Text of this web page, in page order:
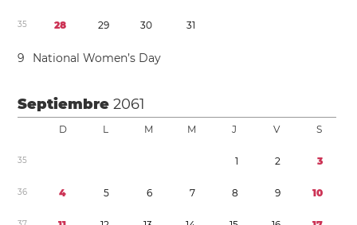
35 28 29 30 31
9 National Women’s Day
Septiembre2061
D L M M J V S
35 1 2 3
36 4 5 6 7 8 9 10